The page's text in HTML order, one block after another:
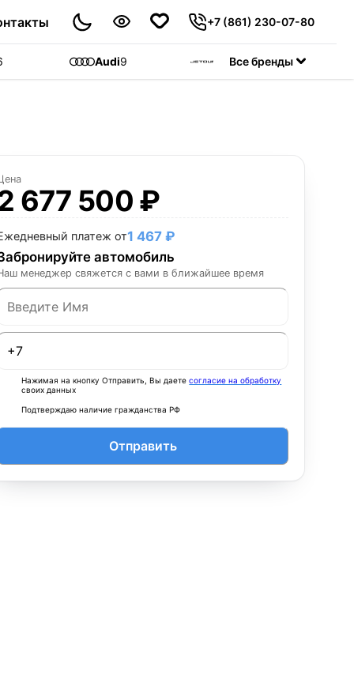
+7 (861) 230-07-80
Audi9 Jetour55
Все бренды
677 500 ₽
платеж от1 467 ₽
автомобиль
менеджер свяжется с вами в ближайшее время
Нажимая на кнопку Отправить, Вы даетесогласие на обработку
своих данных
Подтверждаю наличие гражданства РФ
Отправить